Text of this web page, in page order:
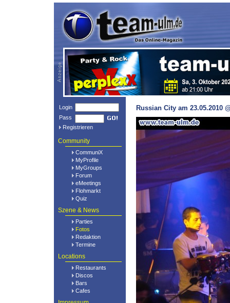
Login
Pass
Registrieren
Community
CommuniX
MyProfile
MyGroups
Forum
eMeetings
Flohmarkt
Quiz
Szene & News
Parties
Fotos
Redaktion
Termine
Locations
Restaurants
Discos
Bars
Cafes
Russian City am 23.05.2010